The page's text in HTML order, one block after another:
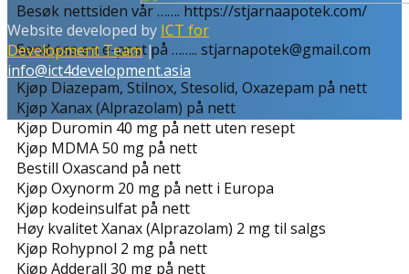
Besøk nettsiden vår ……. https://stjarnaapotek.com/
Send oss ​​en e-post på …….. stjarnapotek@gmail.com
Kjøp Diazepam, Stilnox, Stesolid, Oxazepam på nett
Kjøp Xanax (Alprazolam) på nett
Kjøp Duromin 40 mg på nett uten resept
Kjøp MDMA 50 mg på nett
Bestill Oxascand på nett
Kjøp Oxynorm 20 mg på nett i Europa
Kjøp kodeinsulfat på nett
Høy kvalitet Xanax (Alprazolam) 2 mg til salgs
Kjøp Rohypnol 2 mg på nett
Kjøp Adderall 30 mg på nett
Website developed by ICT for
Development Team|
info@ict4development.asia